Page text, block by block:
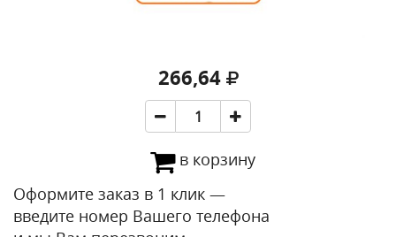
266,64
в корзину
Оформите заказ в 1 клик —
введите номер Вашего телефона